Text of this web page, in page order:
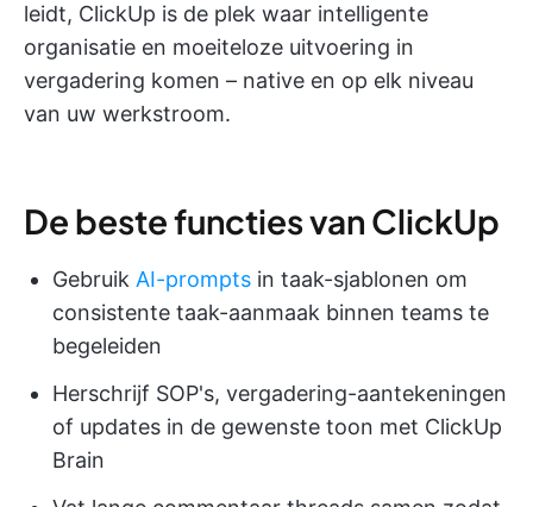
leidt, ClickUp is de plek waar intelligente
organisatie en moeiteloze uitvoering in
vergadering komen – native en op elk niveau
van uw werkstroom.
De beste functies van ClickUp
Gebruik AI-prompts in taak-sjablonen om
consistente taak-aanmaak binnen teams te
begeleiden
Herschrijf SOP's, vergadering-aantekeningen
of updates in de gewenste toon met ClickUp
Brain